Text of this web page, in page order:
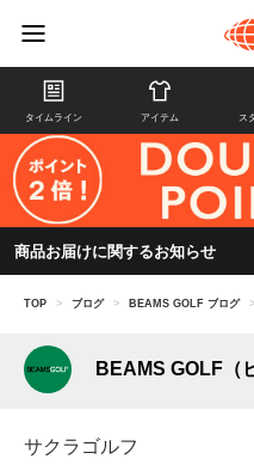
タイムライン アイテム ス
商品お届けに関するお知らせ
TOP > ブログ > BEAMS GOLF ブログ >
BEAMS GOLF（
サクラゴルフ